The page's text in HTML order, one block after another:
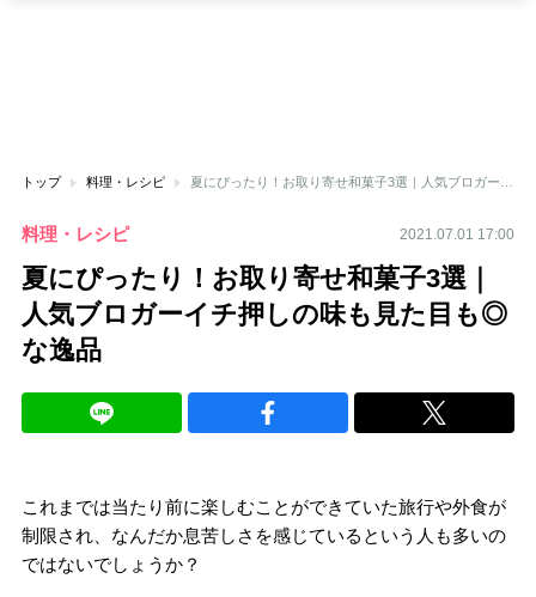
トップ 料理・レシピ
料理・レシピ 2021.07.01 17:00
夏にぴったり！お取り寄せ和菓子3選｜
人気ブロガーイチ押しの味も見た目も◎
な逸品
これまでは当たり前に楽しむことができていた旅行や外食が
制限され、なんだか息苦しさを感じているという人も多いの
ではないでしょうか？